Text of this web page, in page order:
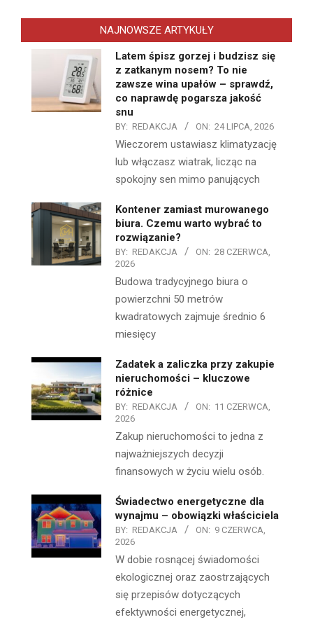
NAJNOWSZE ARTYKUŁY
Latem śpisz gorzej i budzisz się
z zatkanym nosem? To nie
zawsze wina upałów – sprawdź,
co naprawdę pogarsza jakość
snu
BY: REDAKCJA ON: 24 LIPCA, 2026
Wieczorem ustawiasz klimatyzację
lub włączasz wiatrak, licząc na
spokojny sen mimo panujących
Kontener zamiast murowanego
biura. Czemu warto wybrać to
rozwiązanie?
BY: REDAKCJA ON: 28 CZERWCA,
2026
Budowa tradycyjnego biura o
powierzchni 50 metrów
kwadratowych zajmuje średnio 6
miesięcy
Zadatek a zaliczka przy zakupie
nieruchomości – kluczowe
różnice
BY: REDAKCJA ON: 11 CZERWCA,
2026
Zakup nieruchomości to jedna z
najważniejszych decyzji
finansowych w życiu wielu osób.
Świadectwo energetyczne dla
wynajmu – obowiązki właściciela
BY: REDAKCJA ON: 9 CZERWCA,
2026
W dobie rosnącej świadomości
ekologicznej oraz zaostrzających
się przepisów dotyczących
efektywności energetycznej,